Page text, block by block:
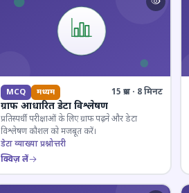
MCQ मध्यम 15 प्रश्न · 8 मिनट
ग्राफ आधारित डेटा विश्लेषण
प्रतिस्पर्धी परीक्षाओं के लिए ग्राफ पढ़ने और डेटा
विश्लेषण कौशल को मजबूत करें।
डेटा व्याख्या प्रश्नोत्तरी
क्विज़ लें